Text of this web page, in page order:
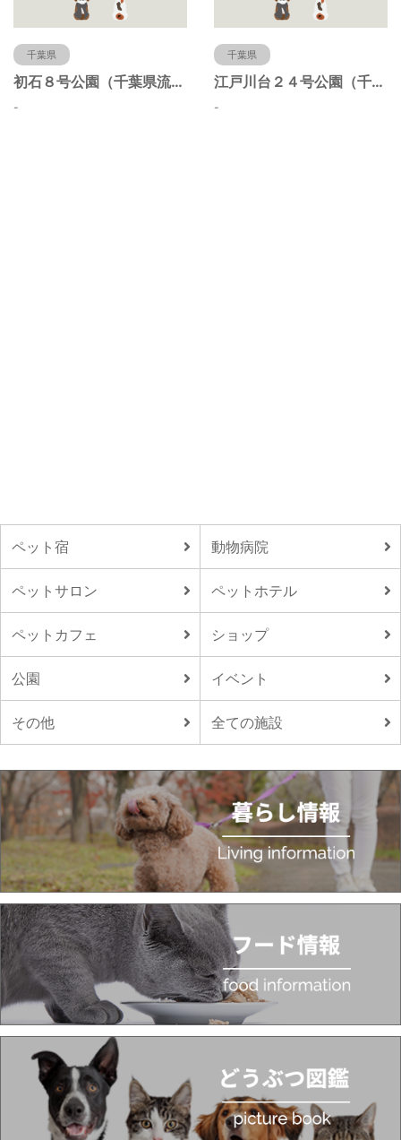
千葉県
初石８号公園（千葉県流山市）
-
千葉県
江戸川台２４号公園（千葉県流山市）
-
ペット宿 動物病院
ペットサロン ペットホテル
ペットカフェ ショップ
公園 イベント
その他 全ての施設